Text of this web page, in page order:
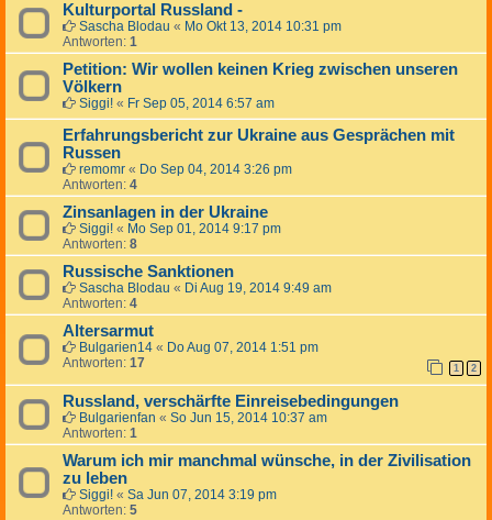
Kulturportal Russland -
Sascha Blodau « Mo Okt 13, 2014 10:31 pm
Antworten: 1
Petition: Wir wollen keinen Krieg zwischen unseren
Völkern
Siggi! « Fr Sep 05, 2014 6:57 am
Erfahrungsbericht zur Ukraine aus Gesprächen mit
Russen
remomr « Do Sep 04, 2014 3:26 pm
Antworten: 4
Zinsanlagen in der Ukraine
Siggi! « Mo Sep 01, 2014 9:17 pm
Antworten: 8
Russische Sanktionen
Sascha Blodau « Di Aug 19, 2014 9:49 am
Antworten: 4
Altersarmut
Bulgarien14 « Do Aug 07, 2014 1:51 pm
Antworten: 17 1 2
Russland, verschärfte Einreisebedingungen
Bulgarienfan « So Jun 15, 2014 10:37 am
Antworten: 1
Warum ich mir manchmal wünsche, in der Zivilisation
zu leben
Siggi! « Sa Jun 07, 2014 3:19 pm
Antworten: 5